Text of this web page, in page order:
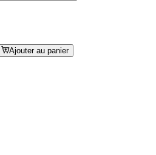
Ajouter au panier